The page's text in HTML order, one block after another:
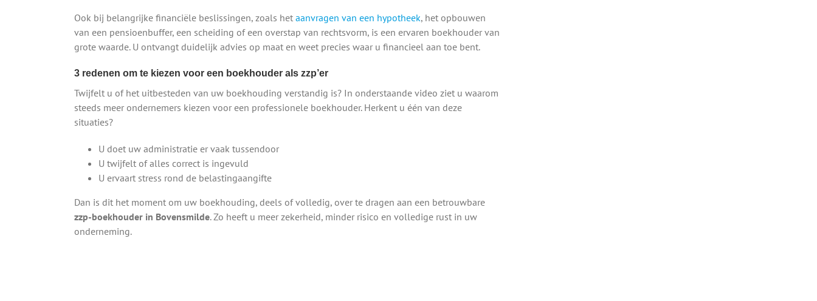
Ook bij belangrijke financiële beslissingen, zoals het aanvragen van een hypotheek, het opbouwen
van een pensioenbuffer, een scheiding of een overstap van rechtsvorm, is een ervaren boekhouder van
grote waarde. U ontvangt duidelijk advies op maat en weet precies waar u financieel aan toe bent.
3 redenen om te kiezen voor een boekhouder als zzp’er
Twijfelt u of het uitbesteden van uw boekhouding verstandig is? In onderstaande video ziet u waarom
steeds meer ondernemers kiezen voor een professionele boekhouder. Herkent u één van deze
situaties?
U doet uw administratie er vaak tussendoor
U twijfelt of alles correct is ingevuld
U ervaart stress rond de belastingaangifte
Dan is dit het moment om uw boekhouding, deels of volledig, over te dragen aan een betrouwbare
zzp-boekhouder in Bovensmilde. Zo heeft u meer zekerheid, minder risico en volledige rust in uw
onderneming.